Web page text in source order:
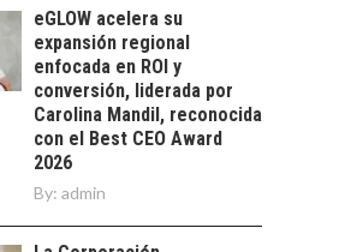
tecnológico de
América Latina:
avances y desafíos…
LA
TRANSFORMACIÓN
DE LOS RECURSOS
HUMANOS EN LAS
EMPRESAS
CHILENAS
eGLOW acelera su
expansión regional
enfocada en ROI y
conversión, liderada por
Carolina Mandil, reconocida
con el Best CEO Award
2026
By: admin